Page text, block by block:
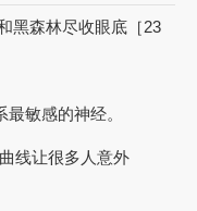
黑森林尽收眼底［23
敏感的神经。
线让很多人意外